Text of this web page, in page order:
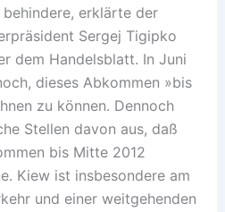
erklärte der
Sergej Tigipko
dem Handelsblatt. In Juni
dieses Abkommen »bis
zu können. Dennoch
Stellen davon aus, daß
bis Mitte 2012
Kiew ist insbesondere am
und einer weitgehenden